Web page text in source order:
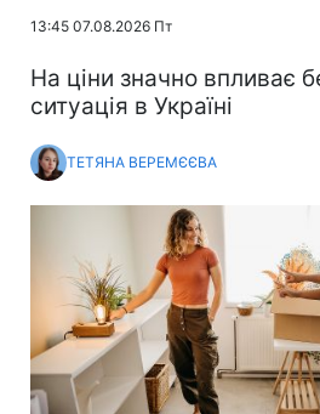
13:45 07.08.2026 Пт
На ціни значно впливає
ситуація в Україні
ТЕТЯНА ВЕРЕМЄЄВА